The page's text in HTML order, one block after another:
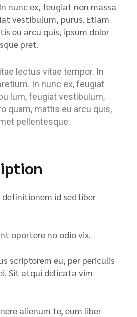
nunc ex, feugiat non massa
vestibulum, purus. Etiam
eu arcu quis, ipsum dolor
pret.
lectus vitae tempor. In
In nunc ex, feugiat
lum, feugiat vestibulum,
quam, mattis eu arcu quis,
pellentesque.
id sed liber
oportere no odio vix.
scriptorem eu, per periculis
Sit atqui delicata vim
alienum te, eum liber